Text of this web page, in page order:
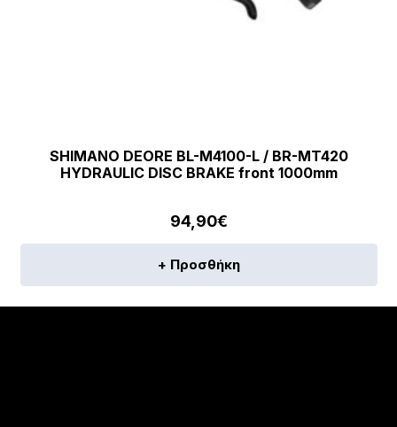
SHIMANO DEORE BL-M4100-L / BR-MT420
HYDRAULIC DISC BRAKE front 1000mm
94,90€
+ Προσθήκη